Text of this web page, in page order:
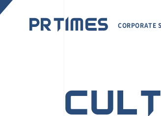
CORPORATE